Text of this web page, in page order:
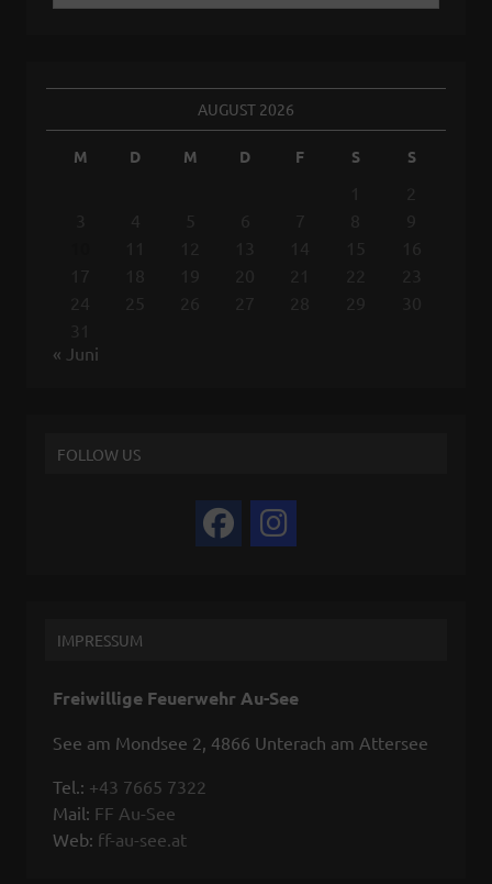
AUGUST 2026
M D M D F S S
« Juni
FOLLOW US
IMPRESSUM
Freiwillige Feuerwehr Au-See
See am Mondsee 2, 4866 Unterach am Attersee
Tel.: +43 7665 7322
Mail: FF Au-See
Web: ff-au-see.at